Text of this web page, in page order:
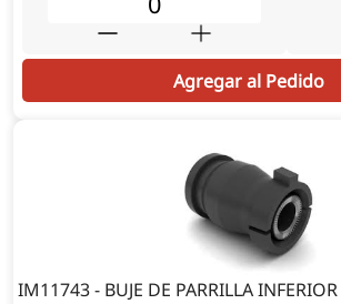
Agregar al Pedido
IM11743 - BUJE DE PARRILLA